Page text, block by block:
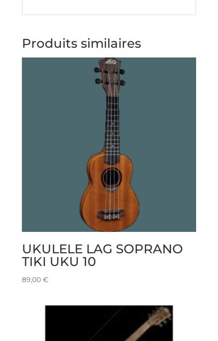
Produits similaires
UKULELE LAG SOPRANO
TIKI UKU 10
89,00 €